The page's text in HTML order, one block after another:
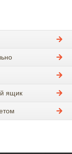
ящик